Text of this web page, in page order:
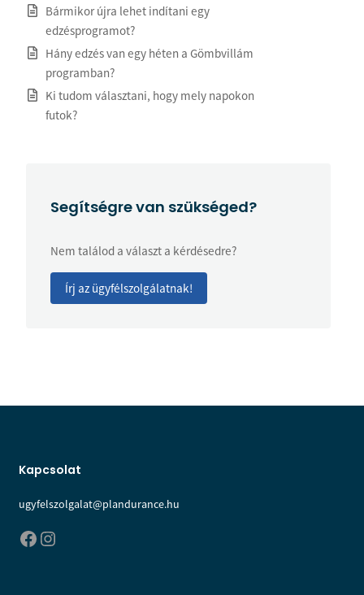
Bármikor újra lehet indítani egy
edzésprogramot?
Hány edzés van egy héten a Gömbvillám
programban?
Ki tudom választani, hogy mely napokon
futok?
Segítségre van szükséged?
Nem találod a választ a kérdésedre?
Írj az ügyfélszolgálatnak!
Kapcsolat
ugyfelszolgalat@plandurance.hu
Facebook
Instagram